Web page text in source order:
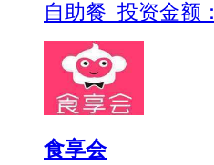
自助餐 投资金额：
食享会